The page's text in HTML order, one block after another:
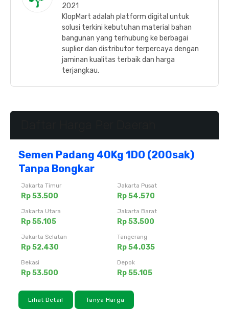
2021
KlopMart adalah platform digital untuk
solusi terkini kebutuhan material bahan
bangunan yang terhubung ke berbagai
suplier dan distributor terpercaya dengan
jaminan kualitas terbaik dan harga
terjangkau.
Semen Padang 40Kg 1DO (200sak)
Tanpa Bongkar
Jakarta Timur
Rp 53.500
Jakarta Pusat
Rp 54.570
Jakarta Utara
Rp 55.105
Jakarta Barat
Rp 53.500
Jakarta Selatan
Rp 52.430
Tangerang
Rp 54.035
Bekasi
Rp 53.500
Depok
Rp 55.105
Lihat Detail Tanya Harga